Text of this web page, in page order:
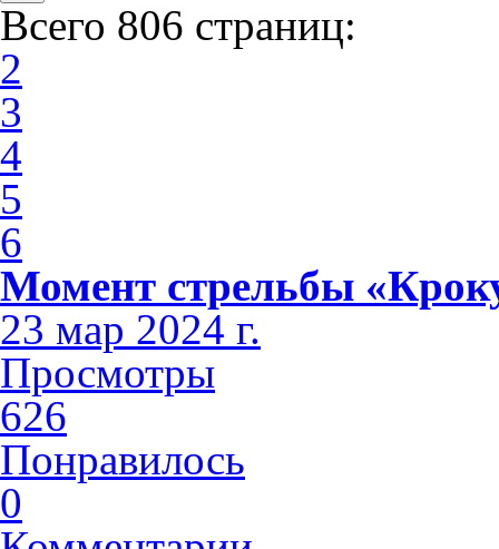
Всего 806 страниц:
2
3
4
5
6
Момент стрельбы
23 мар 2024 г.
Просмотры
626
Понравилось
0